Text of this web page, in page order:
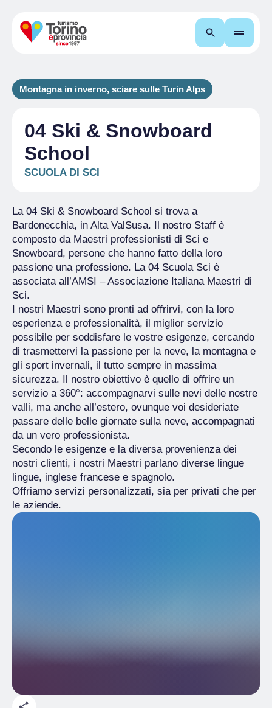
Cerca
Montagna in inverno, sciare sulle Turin Alps
04 Ski & Snowboard
School
SCUOLA DI SCI
La 04 Ski & Snowboard School si trova a
Bardonecchia, in Alta ValSusa. Il nostro Staff è
composto da Maestri professionisti di Sci e
Snowboard, persone che hanno fatto della loro
passione una professione. La 04 Scuola Sci è
associata all’AMSI – Associazione Italiana Maestri di
Sci.
I nostri Maestri sono pronti ad offrirvi, con la loro
esperienza e professionalità, il miglior servizio
possibile per soddisfare le vostre esigenze, cercando
di trasmettervi la passione per la neve, la montagna e
gli sport invernali, il tutto sempre in massima
sicurezza. Il nostro obiettivo è quello di offrire un
servizio a 360°: accompagnarvi sulle nevi delle nostre
valli, ma anche all’estero, ovunque voi desideriate
passare delle belle giornate sulla neve, accompagnati
da un vero professionista.
Secondo le esigenze e la diversa provenienza dei
nostri clienti, i nostri Maestri parlano diverse lingue
lingue, inglese francese e spagnolo.
Offriamo servizi personalizzati, sia per privati che per
le aziende.